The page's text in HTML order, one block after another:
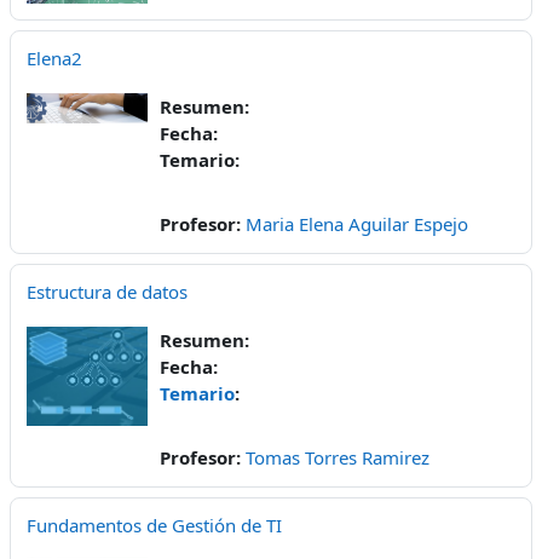
Elena2
Resumen:
Fecha:
Temario:
Profesor: Maria Elena Aguilar Espejo
Estructura de datos
Resumen:
Fecha:
Temario:
Profesor: Tomas Torres Ramirez
Fundamentos de Gestión de TI